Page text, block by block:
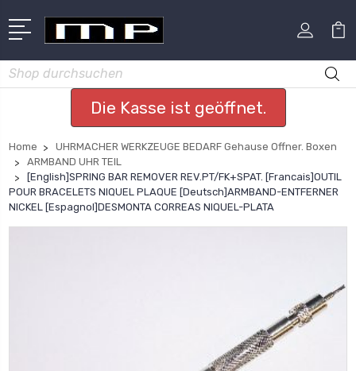
Suchen
Die Kasse ist geöffnet.
Home
UHRMACHER WERKZEUGE BEDARF Gehause Offner. Boxen
ARMBAND UHR TEIL
[English]SPRING BAR REMOVER REV.PT/FK+SPAT. [Francais]OUTIL
POUR BRACELETS NIQUEL PLAQUE [Deutsch]ARMBAND-ENTFERNER
NICKEL [Espagnol]DESMONTA CORREAS NIQUEL-PLATA